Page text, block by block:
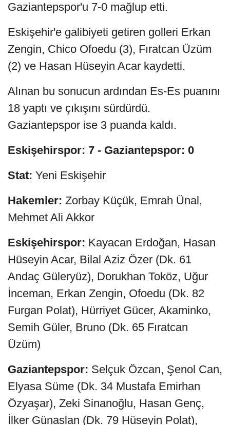
Gaziantepspor'u 7-0 mağlup etti.
Eskişehir'e galibiyeti getiren golleri Erkan
Zengin, Chico Ofoedu (3), Fıratcan Üzüm
(2) ve Hasan Hüseyin Acar kaydetti.
Alınan bu sonucun ardından Es-Es puanını
18 yaptı ve çıkışını sürdürdü.
Gaziantepspor ise 3 puanda kaldı.
Eskişehirspor: 7 - Gaziantepspor: 0
Stat: Yeni Eskişehir
Hakemler: Zorbay Küçük, Emrah Ünal,
Mehmet Ali Akkor
Eskişehirspor: Kayacan Erdoğan, Hasan
Hüseyin Acar, Bilal Aziz Özer (Dk. 61
Andaç Güleryüz), Dorukhan Toköz, Uğur
İnceman, Erkan Zengin, Ofoedu (Dk. 82
Furgan Polat), Hürriyet Gücer, Akaminko,
Semih Güler, Bruno (Dk. 65 Fıratcan
Üzüm)
Gaziantepspor: Selçuk Özcan, Şenol Can,
Elyasa Süme (Dk. 34 Mustafa Emirhan
Özyaşar), Zeki Sinanoğlu, Hasan Genç,
İlker Günaslan (Dk. 79 Hüseyin Polat),